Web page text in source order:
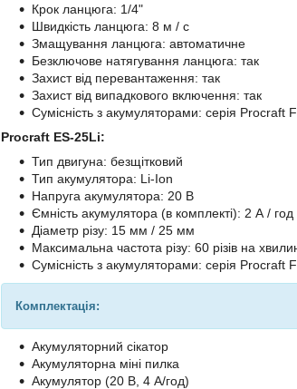
Крок ланцюга: 1/4"
Швидкість ланцюга: 8 м / с
Змащування ланцюга: автоматичне
Безключове натягування ланцюга: так
Захист від перевантаження: так
Захист від випадкового включення: так
Сумісність з акумуляторами: серія Procraft
Procraft ES-25Li:
Тип двигуна: безщітковий
Тип акумулятора: Li-Ion
Напруга акумулятора: 20 В
Ємність акумулятора (в комплекті): 2 А / год
Діаметр різу: 15 мм / 25 мм
Максимальна частота різу: 60 різів на
Сумісність з акумуляторами: серія Procraft
Комплектація:
Акумуляторний сікатор
Акумуляторна міні пилка
Акумулятор (20 В, 4 А/год)